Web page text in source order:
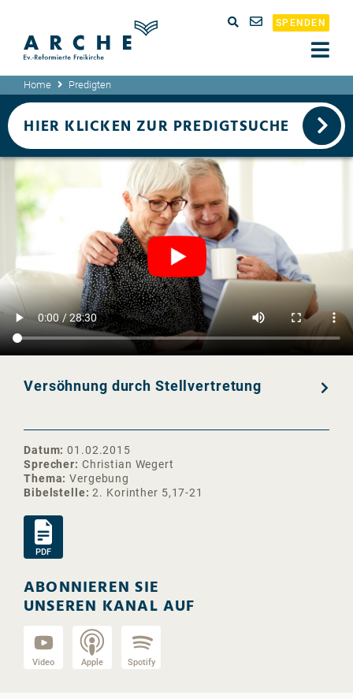
SPENDEN
Home Predigten
Versöhnung durch Stellvertretung
Datum 01.02.2015
Sprecher
Christian Wegert
Thema
Vergebung
Bibelstelle 2. Korinther 5,17-21
PDF
ABONNIEREN SIE
UNSEREN KANAL AUF
Video Apple Spotify
HIER KLICKEN ZUR PREDIGTSUCHE